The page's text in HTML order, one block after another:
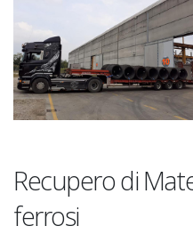
Recupero di
ferrosi